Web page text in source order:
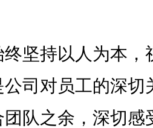
坚持以人为本
司对员工的深切
队之余，深切